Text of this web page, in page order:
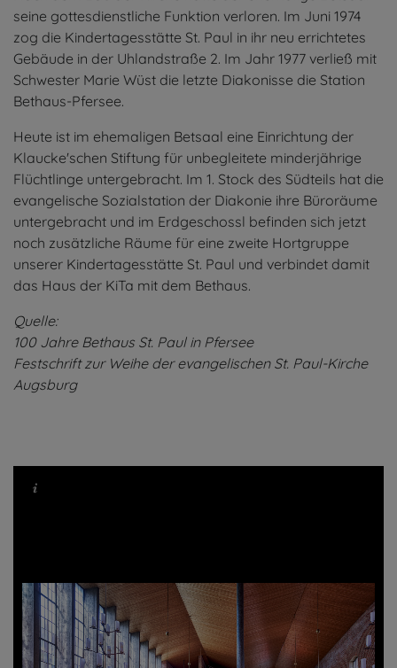
seine gottesdienstliche Funktion verloren. Im Juni 1974
zog die Kindertagesstätte St. Paul in ihr neu errichtetes
Gebäude in der Uhlandstraße 2. Im Jahr 1977 verließ mit
Schwester Marie Wüst die letzte Diakonisse die Station
Bethaus-Pfersee.
Heute ist im ehemaligen Betsaal eine Einrichtung der
Klaucke'schen Stiftung für unbegleitete minderjährige
Flüchtlinge untergebracht. Im 1. Stock des Südteils hat die
evangelische Sozialstation der Diakonie ihre Büroräume
untergebracht und im Erdgeschossl befinden sich jetzt
noch zusätzliche Räume für eine zweite Hortgruppe
unserer Kindertagesstätte St. Paul und verbindet damit
das Haus der KiTa mit dem Bethaus.
Quelle:
100 Jahre Bethaus St. Paul in Pfersee
Festschrift zur Weihe der evangelischen St. Paul-Kirche
Augsburg